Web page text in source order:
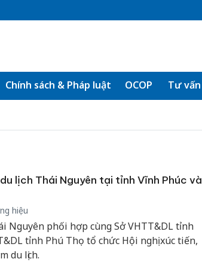
Chính sách & Pháp luật OCOP Tư vấn
lịch Thái Nguyên tại tỉnh Vĩnh Phúc và
hiệu
Nguyên phối hợp cùng Sở VHTT&DL tỉnh
tỉnh Phú Thọ tổ chức Hội nghị xúc tiến,
du lịch.